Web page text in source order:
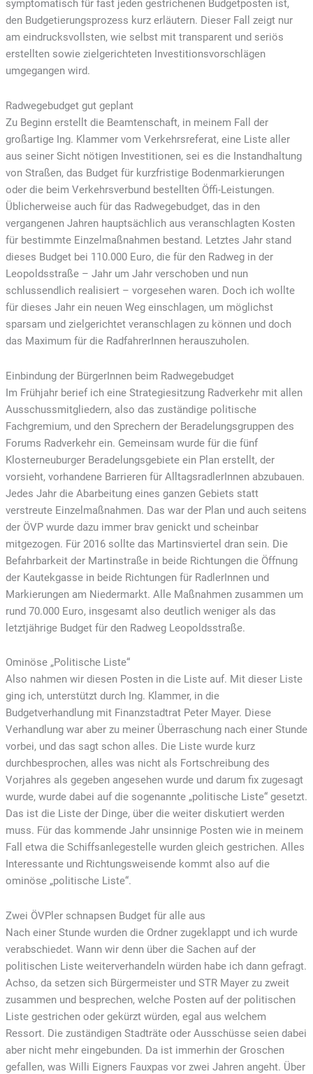
symptomatisch für fast jeden gestrichenen Budgetposten ist,
den Budgetierungsprozess kurz erläutern. Dieser Fall zeigt nur
am eindrucksvollsten, wie selbst mit transparent und seriös
erstellten sowie zielgerichteten Investitionsvorschlägen
umgegangen wird.
Radwegebudget gut geplant
Zu Beginn erstellt die Beamtenschaft, in meinem Fall der
großartige Ing. Klammer vom Verkehrsreferat, eine Liste aller
aus seiner Sicht nötigen Investitionen, sei es die Instandhaltung
von Straßen, das Budget für kurzfristige Bodenmarkierungen
oder die beim Verkehrsverbund bestellten Öffi-Leistungen.
Üblicherweise auch für das Radwegebudget, das in den
vergangenen Jahren hauptsächlich aus veranschlagten Kosten
für bestimmte Einzelmaßnahmen bestand. Letztes Jahr stand
dieses Budget bei 110.000 Euro, die für den Radweg in der
Leopoldsstraße – Jahr um Jahr verschoben und nun
schlussendlich realisiert – vorgesehen waren. Doch ich wollte
für dieses Jahr ein neuen Weg einschlagen, um möglichst
sparsam und zielgerichtet veranschlagen zu können und doch
das Maximum für die RadfahrerInnen herauszuholen.
Einbindung der BürgerInnen beim Radwegebudget
Im Frühjahr berief ich eine Strategiesitzung Radverkehr mit allen
Ausschussmitgliedern, also das zuständige politische
Fachgremium, und den Sprechern der Beradelungsgruppen des
Forums Radverkehr ein. Gemeinsam wurde für die fünf
Klosterneuburger Beradelungsgebiete ein Plan erstellt, der
vorsieht, vorhandene Barrieren für AlltagsradlerInnen abzubauen.
Jedes Jahr die Abarbeitung eines ganzen Gebiets statt
verstreute Einzelmaßnahmen. Das war der Plan und auch seitens
der ÖVP wurde dazu immer brav genickt und scheinbar
mitgezogen. Für 2016 sollte das Martinsviertel dran sein. Die
Befahrbarkeit der Martinstraße in beide Richtungen die Öffnung
der Kautekgasse in beide Richtungen für RadlerInnen und
Markierungen am Niedermarkt. Alle Maßnahmen zusammen um
rund 70.000 Euro, insgesamt also deutlich weniger als das
letztjährige Budget für den Radweg Leopoldsstraße.
Ominöse „Politische Liste“
Also nahmen wir diesen Posten in die Liste auf. Mit dieser Liste
ging ich, unterstützt durch Ing. Klammer, in die
Budgetverhandlung mit Finanzstadtrat Peter Mayer. Diese
Verhandlung war aber zu meiner Überraschung nach einer Stunde
vorbei, und das sagt schon alles. Die Liste wurde kurz
durchbesprochen, alles was nicht als Fortschreibung des
Vorjahres als gegeben angesehen wurde und darum fix zugesagt
wurde, wurde dabei auf die sogenannte „politische Liste“ gesetzt.
Das ist die Liste der Dinge, über die weiter diskutiert werden
muss. Für das kommende Jahr unsinnige Posten wie in meinem
Fall etwa die Schiffsanlegestelle wurden gleich gestrichen. Alles
Interessante und Richtungsweisende kommt also auf die
ominöse „politische Liste“.
Zwei ÖVPler schnapsen Budget für alle aus
Nach einer Stunde wurden die Ordner zugeklappt und ich wurde
verabschiedet. Wann wir denn über die Sachen auf der
politischen Liste weiterverhandeln würden habe ich dann gefragt.
Achso, da setzen sich Bürgermeister und STR Mayer zu zweit
zusammen und besprechen, welche Posten auf der politischen
Liste gestrichen oder gekürzt würden, egal aus welchem
Ressort. Die zuständigen Stadträte oder Ausschüsse seien dabei
aber nicht mehr eingebunden. Da ist immerhin der Groschen
gefallen, was Willi Eigners Fauxpas vor zwei Jahren angeht. Über